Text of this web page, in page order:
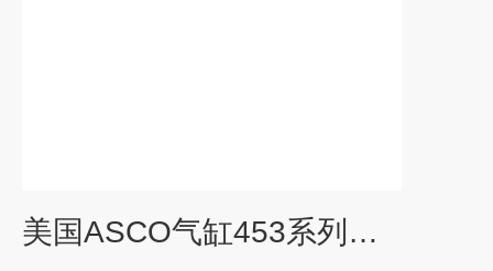
美国ASCO气缸453系列的结构